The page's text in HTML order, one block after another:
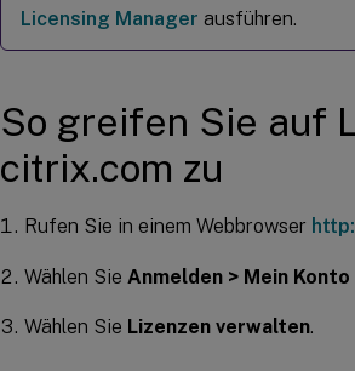
Licensing Manager ausführen.
So greifen Sie auf
citrix.com zu
Rufen Sie in einem Webbrowser
Wählen Sie Anmelden > Mein Konto
Wählen Sie Lizenzen verwalten.